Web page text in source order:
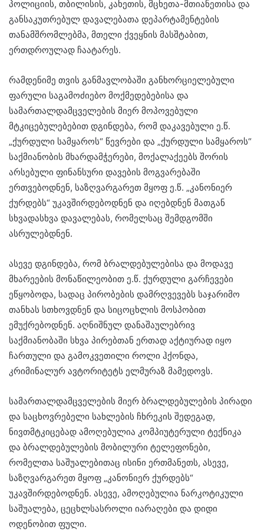
პოლიციის, თბილისის, კახეთის, მცხეთა-მთიანეთისა და
განსაკუთრებულ დავალებათა დეპარტამენტების
თანამშრომლებმა, მთელი ქვეყნის მასშტაბით,
ერთდროულად ჩაატარეს.
რამდენიმე თვის განმავლობაში განხორციელებული
ფარული საგამოძიებო მოქმედებებისა და
სამართალდამცველების მიერ მოპოვებული
მტკიცებულებებით დგინდება, რომ დაკავებული ე.წ.
„ქურდული სამყაროს“ წევრები და „ქურდული სამყაროს“
საქმიანობის მხარდამჭერები, მოქალაქეებს შორის
არსებული ფინანსური დავების მოგვარებაში
ერთვებოდნენ, საზღვარგარეთ მყოფ ე.წ. „კანონიერ
ქურდებს“ უკავშირდებოდნენ და იღებდნენ მათგან
სხვადასხვა დავალებას, რომელსაც შემდგომში
ასრულებდნენ.
ასევე დგინდება, რომ ბრალდებულებისა და მოდავე
მხარეების მონაწილეობით ე.წ. ქურდული გარჩევები
ეწყობოდა, სადაც პირობების დამრღვევებს საჯარიმო
თანხას სთხოვდნენ და სიცოცხლის მოსპობით
ემუქრებოდნენ. აღნიშნულ დანაშაულებრივ
საქმიანობაში სხვა პირებთან ერთად აქტიურად იყო
ჩართული და გამოკვეთილი როლი ჰქონდა,
კრიმინალურ ავტორიტეტს ელმურაზ მამედოვს.
სამართალდამცველების მიერ ბრალდებულების პირადი
და საცხოვრებელი სახლების ჩხრეკის შედეგად,
ნივთმტკიცებად ამოღებულია კომპიუტერული ტექნიკა
და ბრალდებულების მობილური ტელეფონები,
რომელთა საშუალებითაც ისინი ერთმანეთს, ასევე,
საზღვარგარეთ მყოფ „კანონიერ ქურდებს“
უკავშირდებოდნენ. ასევე, ამოღებულია ნარკოტიკული
საშუალება, ცეცხლსასროლი იარაღები და დიდი
ოდენობით ფული.